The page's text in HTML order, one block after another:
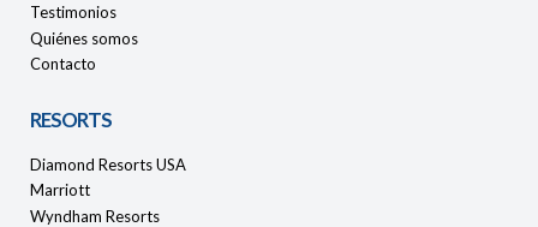
Testimonios
Quiénes somos
Contacto
RESORTS
Diamond Resorts USA
Marriott
Wyndham Resorts